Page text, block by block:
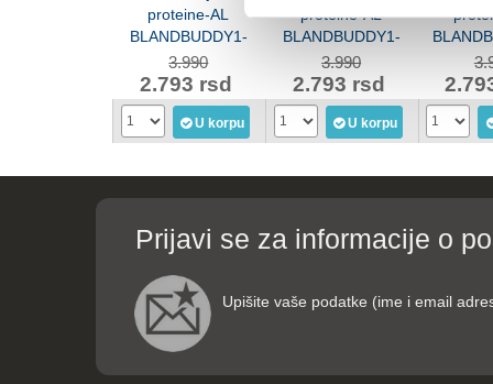
proteine-AL
BLANDBUDDY1-
WHITE
2.793 rsd
3.990
U korpu
proteine-AL
BLANDBUDDY1-
OLIVE
2.793 rsd
3.990
U korpu
Prijavi se za informacije o
Upišite vaše podatke (ime i email